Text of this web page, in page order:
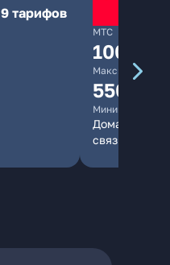
9 тарифов
МТС
1000
Максимальная
550
Минимальная
Домашний
связь